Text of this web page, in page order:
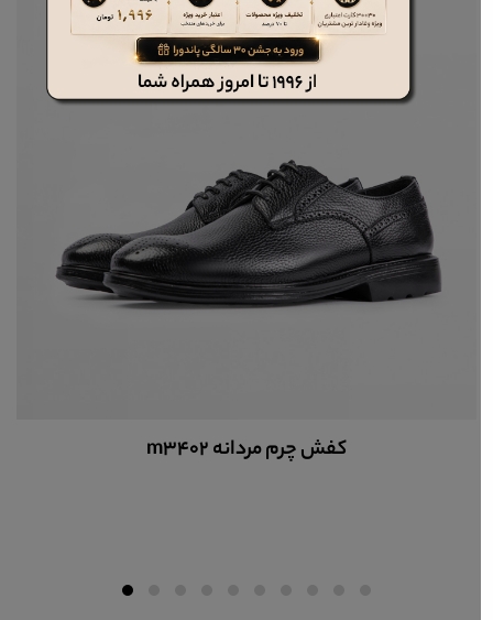
کفش چرم مردانه m3402